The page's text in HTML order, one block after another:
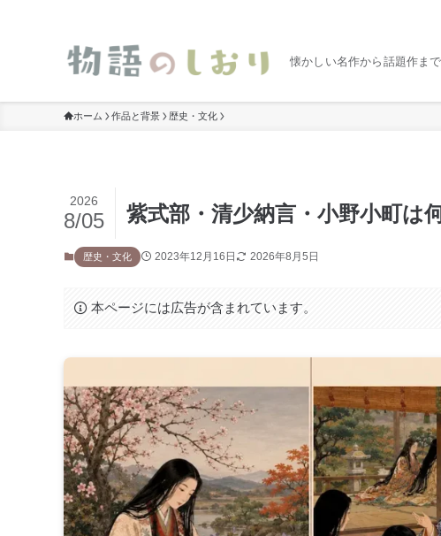
懐かしい名作から話題作ま
ホーム 作品と背景 歴史・文化
紫式部・清少納言・小野小町は
2026
8/05
歴史・文化 2023年12月16日 2026年8月5日
本ページには広告が含まれています。